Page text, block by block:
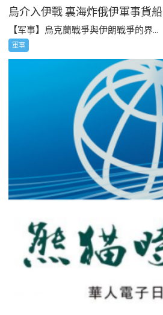
烏介入伊戰 裏海炸俄伊軍事貨船
【军事】烏克蘭戰爭與伊朗戰爭的界...
軍事